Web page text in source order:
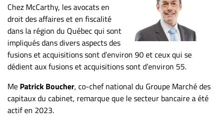
Chez McCarthy, les avocats en
droit des affaires et en fiscalité
dans la région du Québec qui sont
impliqués dans divers aspects des
fusions et acquisitions sont d’environ 90 et ceux qui se
dédient aux fusions et acquisitions sont d’environ 55.
Me Patrick Boucher, co-chef national du Groupe Marché des
capitaux du cabinet, remarque que le secteur bancaire a été
actif en 2023.